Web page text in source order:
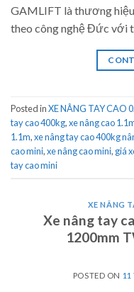
GAMLIFT là thương
theo công nghệ Đức với
Posted inXE NÂNG TAY CAO
tay cao 400kg,xe nâng cao
1.1m,xe nâng tay cao 400kg
cao mini,xe nâng cao mini, giá
tay cao mini
XE NÂNG
Xe nâng tay
1200mm
POSTED ON 11